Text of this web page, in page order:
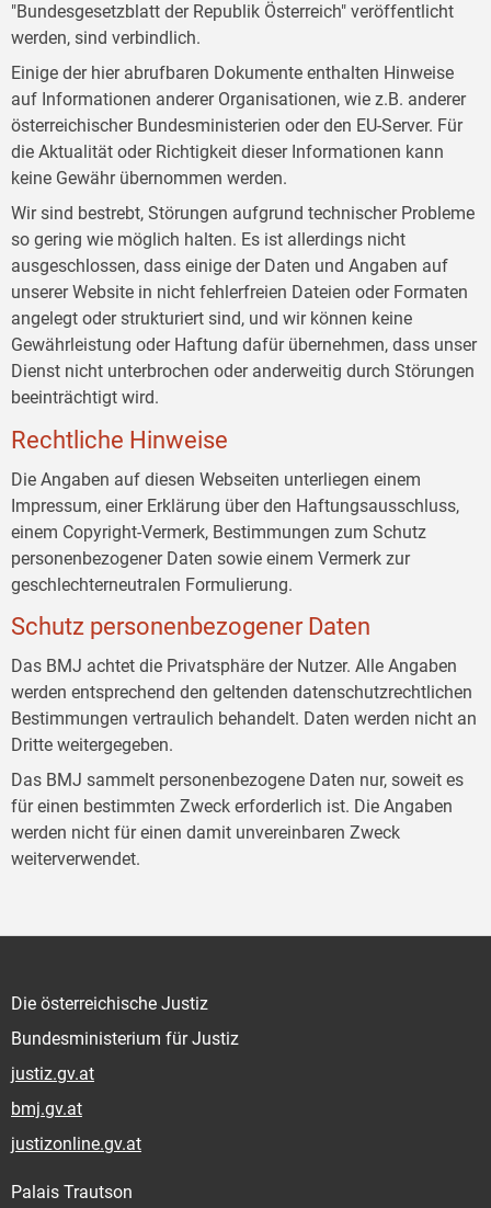
"Bundesgesetzblatt der Republik Österreich" veröffentlicht
werden, sind verbindlich.
Einige der hier abrufbaren Dokumente enthalten Hinweise
auf Informationen anderer Organisationen, wie z.B. anderer
österreichischer Bundesministerien oder den EU-Server. Für
die Aktualität oder Richtigkeit dieser Informationen kann
keine Gewähr übernommen werden.
Wir sind bestrebt, Störungen aufgrund technischer Probleme
so gering wie möglich halten. Es ist allerdings nicht
ausgeschlossen, dass einige der Daten und Angaben auf
unserer Website in nicht fehlerfreien Dateien oder Formaten
angelegt oder strukturiert sind, und wir können keine
Gewährleistung oder Haftung dafür übernehmen, dass unser
Dienst nicht unterbrochen oder anderweitig durch Störungen
beeinträchtigt wird.
Rechtliche Hinweise
Die Angaben auf diesen Webseiten unterliegen einem
Impressum, einer Erklärung über den Haftungsausschluss,
einem Copyright-Vermerk, Bestimmungen zum Schutz
personenbezogener Daten sowie einem Vermerk zur
geschlechterneutralen Formulierung.
Schutz personenbezogener Daten
Das BMJ achtet die Privatsphäre der Nutzer. Alle Angaben
werden entsprechend den geltenden datenschutzrechtlichen
Bestimmungen vertraulich behandelt. Daten werden nicht an
Dritte weitergegeben.
Das BMJ sammelt personenbezogene Daten nur, soweit es
für einen bestimmten Zweck erforderlich ist. Die Angaben
werden nicht für einen damit unvereinbaren Zweck
weiterverwendet.
Die österreichische Justiz
Bundesministerium für Justiz
justiz.gv.at
bmj.gv.at
justizonline.gv.at
Palais Trautson